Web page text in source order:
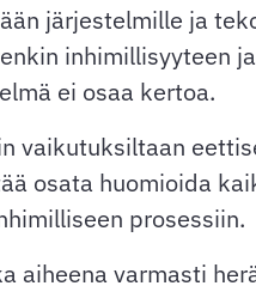
järjestelmille ja
inhimillisyyteen
ei osaa kertoa.
vaikutuksiltaan
osata huomioida
prosessiin.
aiheena varmasti